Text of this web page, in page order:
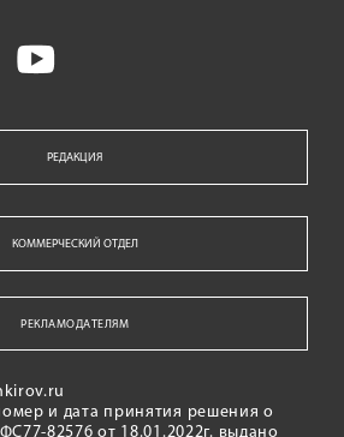
РЕДАКЦИЯ
КОММЕРЧЕСКИЙ ОТДЕЛ
РЕКЛАМОДАТЕЛЯМ
и дата принятия решения о
82576 от 18.01.2022г. выдано